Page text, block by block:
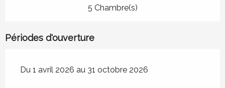
5 Chambre(s)
Périodes d'ouverture
Du 1 avril 2026 au 31 octobre 2026